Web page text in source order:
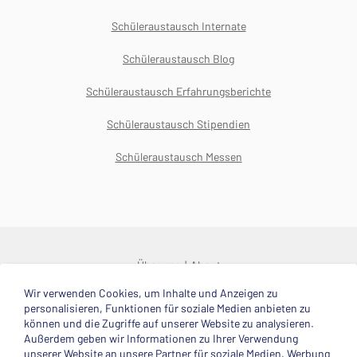
Schüleraustausch Internate
Schüleraustausch Blog
Schüleraustausch Erfahrungsberichte
Schüleraustausch Stipendien
Schüleraustausch Messen
Über uns About
© 2025 Deutsche Stiftung Völkerverständigung
Impressum Datenschutzerklärung Kontakt
Wir verwenden Cookies, um Inhalte und Anzeigen zu
personalisieren, Funktionen für soziale Medien anbieten zu
können und die Zugriffe auf unserer Website zu analysieren.
Außerdem geben wir Informationen zu Ihrer Verwendung
unserer Website an unsere Partner für soziale Medien, Werbung